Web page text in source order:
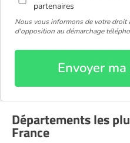
partenaires
Nous vous informons de votre droit
d'opposition au démarchage
Envoyer
Départements les
France